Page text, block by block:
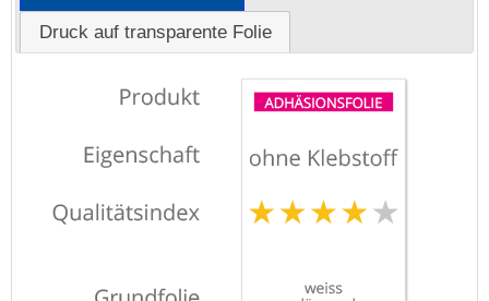
Druck auf transparente Folie